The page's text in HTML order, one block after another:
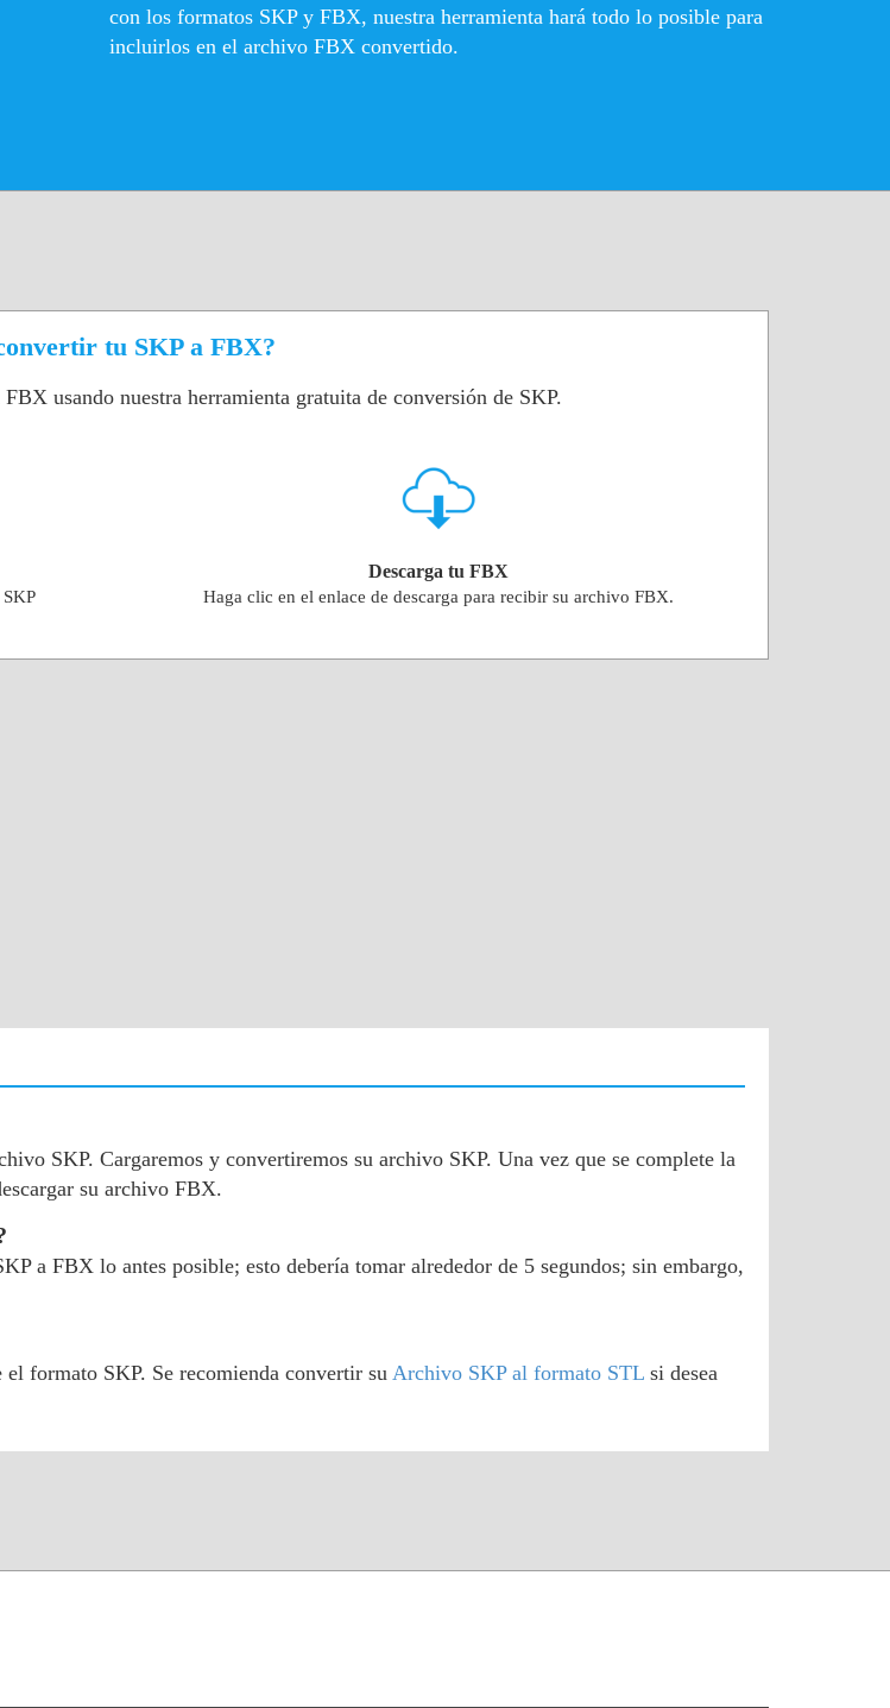
con los formatos SKP y FBX, nuestra herramienta hará todo lo posible para
incluirlos en el archivo FBX convertido.
tu SKP a FBX?
usando nuestra herramienta gratuita de conversión de SKP.
Descarga tu FBX
Haga clic en el enlace de descarga para recibir su archivo FBX.
SKP. Cargaremos y convertiremos su archivo SKP. Una vez que se complete la
su archivo FBX.
a FBX lo antes posible; esto debería tomar alrededor de 5 segundos; sin embargo,
formato SKP. Se recomienda convertir suArchivo SKP al formato STL si desea